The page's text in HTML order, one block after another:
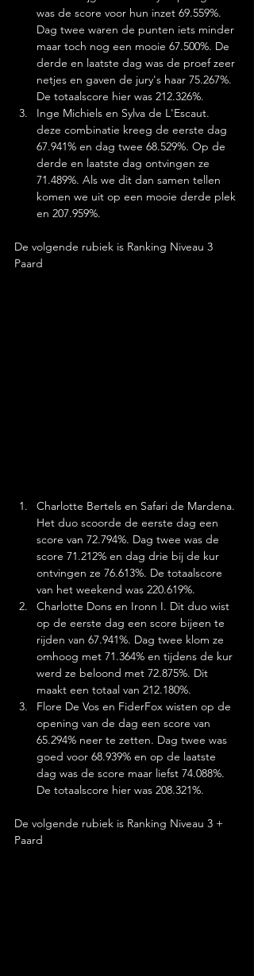
was de score voor hun inzet 69.559%.
Dag twee waren de punten iets minder
maar toch nog een mooie 67.500%. De
derde en laatste dag was de proef zeer
netjes en gaven de jury's haar 75.267%.
De totaalscore hier was 212.326%.
Inge Michiels en Sylva de L'Escaut.
deze combinatie kreeg de eerste dag
67.941% en dag twee 68.529%. Op de
derde en laatste dag ontvingen ze
71.489%. Als we dit dan samen tellen
komen we uit op een mooie derde plek
en 207.959%.
De volgende rubiek is Ranking Niveau 3
Paard
Charlotte Bertels en Safari de Mardena.
Het duo scoorde de eerste dag een
score van 72.794%. Dag twee was de
score 71.212% en dag drie bij de kur
ontvingen ze 76.613%. De totaalscore
van het weekend was 220.619%.
Charlotte Dons en Ironn I. Dit duo wist
op de eerste dag een score bijeen te
rijden van 67.941%. Dag twee klom ze
omhoog met 71.364% en tijdens de kur
werd ze beloond met 72.875%. Dit
maakt een totaal van 212.180%.
Flore De Vos en FiderFox wisten op de
opening van de dag een score van
65.294% neer te zetten. Dag twee was
goed voor 68.939% en op de laatste
dag was de score maar liefst 74.088%.
De totaalscore hier was 208.321%.
De volgende rubiek is Ranking Niveau 3 +
Paard